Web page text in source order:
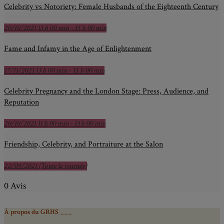
Celebrity vs Notoriety: Female Husbands of the Eighteenth Century
20/10/2021 13 h 00 min - 15 h 00 min
Fame and Infamy in the Age of Enlightenment
17/11/2021 13 h 00 min - 15 h 00 min
Celebrity Pregnancy and the London Stage: Press, Audience, and
Reputation
20/10/2021 11 h 00 min - 13 h 00 min
Friendship, Celebrity, and Portraiture at the Salon
22/09/2021 (Toute la journée)
0 Avis
À propos du GRHS ___